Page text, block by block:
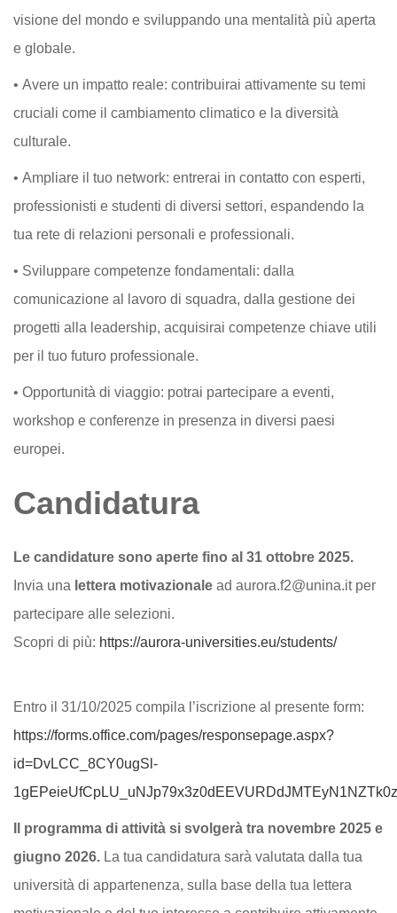
visione del mondo e sviluppando una mentalità più aperta
e globale.
• Avere un impatto reale: contribuirai attivamente su temi
cruciali come il cambiamento climatico e la diversità
culturale.
• Ampliare il tuo network: entrerai in contatto con esperti,
professionisti e studenti di diversi settori, espandendo la
tua rete di relazioni personali e professionali.
• Sviluppare competenze fondamentali: dalla
comunicazione al lavoro di squadra, dalla gestione dei
progetti alla leadership, acquisirai competenze chiave utili
per il tuo futuro professionale.
• Opportunità di viaggio: potrai partecipare a eventi,
workshop e conferenze in presenza in diversi paesi
europei.
Candidatura
Le candidature sono aperte fino al 31 ottobre 2025.
Invia una lettera motivazionale ad aurora.f2@unina.it per
partecipare alle selezioni.
Scopri di più: https://aurora-universities.eu/students/
Entro il 31/10/2025 compila l’iscrizione al presente form:
https://forms.office.com/pages/responsepage.aspx?
id=DvLCC_8CY0ugSl-
Il programma di attività si svolgerà tra novembre 2025 e
giugno 2026. La tua candidatura sarà valutata dalla tua
università di appartenenza, sulla base della tua lettera